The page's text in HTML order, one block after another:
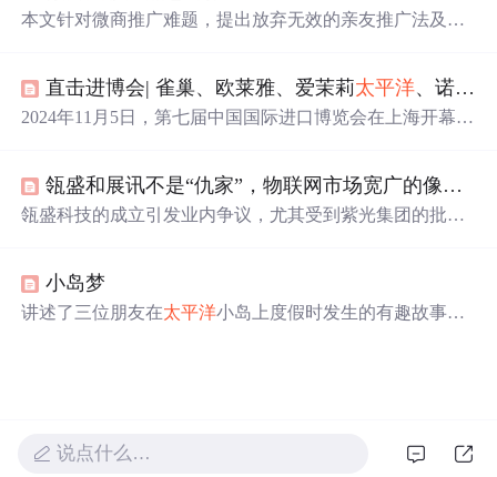
诺。
本文针对微商推广难题，提出放弃无效的亲友推广法及盲
台发布相关内容来吸引目标客户群体。
直击进博会| 雀巢、欧莱雅、爱茉莉太平洋、诺华、西门子医疗、拜耳、江森自控、霍尼韦尔、3M等全球知名企业连续第七次亮相进博会...
2024年11月5日，第七届中国国际进口博览会在上海开幕，
新品；诺华展示创新药物等，各企业均展示了自身在不同
领域的成果与实力。
瓴盛和展讯不是“仇家”，物联网市场宽广的像
太平
瓴盛科技的成立引发业内争议，尤其受到紫光集团的批
小岛梦
讲述了三位朋友在太平洋小岛上度假时发生的有趣故事，
说点什么…